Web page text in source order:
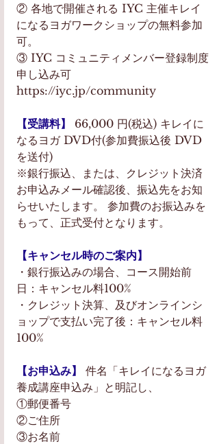
② 各地で開催される IYC 主催キレイ
になるヨガワークショップの無料参加
可。
③ IYC コミュニティメンバー登録制度
申し込み可
https://iyc.jp/community
【受講料】
66,000 円(税込) キレイに
なるヨガ DVD付(参加費振込後 DVD
を送付)
※銀行振込、または、クレジット決済
お申込みメール確認後、振込先をお知
らせいたします。 参加費のお振込みを
もって、正式受付となります。
【キャンセル時のご案内】
・銀行振込みの場合、コース開始前
日：キャンセル料100%
・クレジット決算、及びオンラインシ
ョップで支払い完了後：キャンセル料
100%
【お申込み】
件名「キレイになるヨガ
養成講座申込み」と明記し、
①郵便番号
②ご住所
③お名前